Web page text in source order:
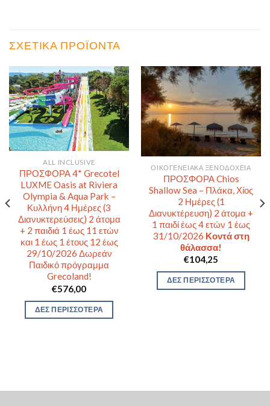
ΣΧΕΤΙΚΆ ΠΡΟΪΌΝΤΑ
ALL INCLUSIVE
ΠΡΟΣΦΟΡΑ 4* Grecotel
LUXME Oasis at Riviera
Olympia & Aqua Park –
Κυλλήνη 4 Ημέρες (3
Διανυκτερεύσεις) 2 άτομα
+ 2 παιδιά 1 έως 11 ετών
και 1 έως 1 έτους 12 έως
29/10/2026 Δωρεάν
Παιδικό πρόγραμμα
Grecoland!
€576,00
ΔΕΣ ΠΕΡΙΣΣΟΤΕΡΑ
ΟΙΚΟΓΕΝΕΙΑΚΆ ΞΕΝΟΔΟΧΕΊΑ
ΠΡΟΣΦΟΡΑ Chios
Shallow Sea – Πλάκα, Χίος
2 Ημέρες (1
Διανυκτέρευση) 2 άτομα +
1 παιδί έως 4 ετών 1 έως
31/10/2026 Κοντά στη
θάλασσα!
€104,25
ΔΕΣ ΠΕΡΙΣΣΟΤΕΡΑ